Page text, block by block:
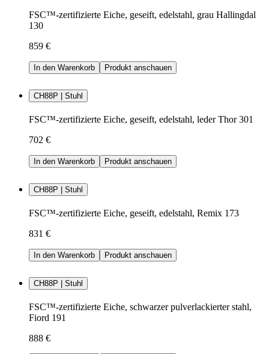
FSC™-zertifizierte Eiche, geseift, edelstahl, grau Hallingdal
130
859 €
In den Warenkorb Produkt anschauen
CH88P | Stuhl
FSC™-zertifizierte Eiche, geseift, edelstahl, leder Thor 301
702 €
In den Warenkorb Produkt anschauen
CH88P | Stuhl
FSC™-zertifizierte Eiche, geseift, edelstahl, Remix 173
831 €
In den Warenkorb Produkt anschauen
CH88P | Stuhl
FSC™-zertifizierte Eiche, schwarzer pulverlackierter stahl,
Fiord 191
888 €